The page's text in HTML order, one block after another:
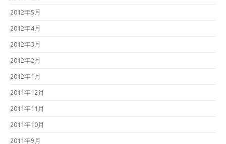
2012年5月
2012年4月
2012年3月
2012年2月
2012年1月
2011年12月
2011年11月
2011年10月
2011年9月